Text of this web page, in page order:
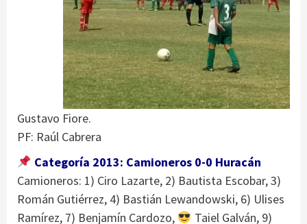
Gustavo Fiore.
PF: Raúl Cabrera
Categoría 2013: Camioneros 0-0 Huracán
Camioneros: 1) Ciro Lazarte, 2) Bautista Escobar, 3)
Román Gutiérrez, 4) Bastián Lewandowski, 6) Ulises
Ramírez, 7) Benjamín Cardozo,
Taiel Galván, 9)